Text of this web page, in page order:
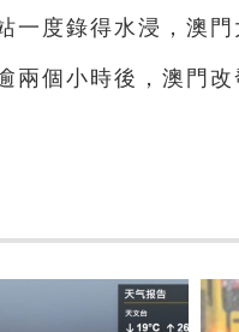
一度錄得水浸，澳
個小時後，澳門改